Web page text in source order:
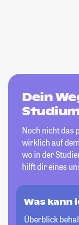
Dein
Noch nicht das
wirklich auf
wo in der
hilft dir eines
Was kann
Überblick